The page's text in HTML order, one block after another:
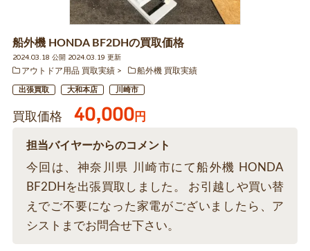
船外機 HONDA BF2DHの買取価格
2024.03.18 公開 2024.03.19 更新
アウトドア用品 買取実績
船外機 買取実績
出張買取 大和本店 川崎市
買取価格 40,000円
担当バイヤーからのコメント
今回は、神奈川県 川崎市にて船外機 HONDA
BF2DHを出張買取しました。 お引越しや買い替
えでご不要になった家電がございましたら、ア
シストまでお問合せ下さい。